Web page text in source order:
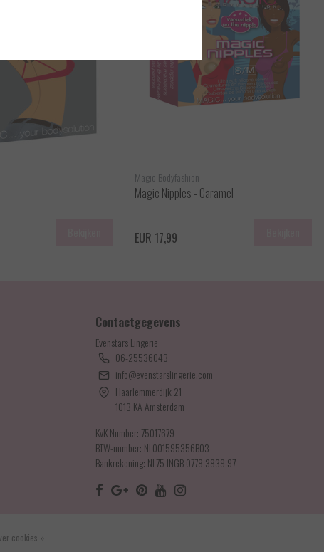
Magic Bodyfashion
Magic Nipples - Caramel
EUR 17,99
Contactgegevens
Evenstars Lingerie
06-25536043
info@evenstarslingerie.com
Haarlemmerdijk 21
1013 KA Amsterdam
KvK Number: 75017679
BTW-number: NL001595356B03
Bankrekening: NL75 INGB 0778 3839 97
cookies »